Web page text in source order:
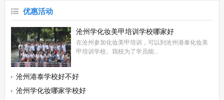
优惠活动
沧州学化妆美甲培训学校哪家好
在沧州参加化妆美甲培训，可以到沧州港泰化妆美
甲培训学校。我校为了学员能...
沧州港泰学校好不好
沧州学化妆哪家学校好